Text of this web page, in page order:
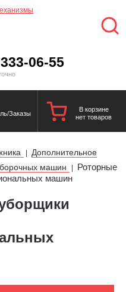
06-55
Заказы
В корзине
нет товаров
|
Дополнительное
машин
|
Роторные
машин